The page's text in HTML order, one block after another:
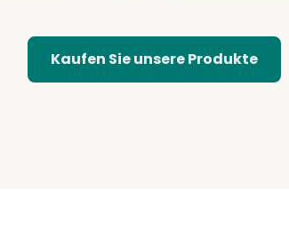
Kaufen Sie unsere Produkte